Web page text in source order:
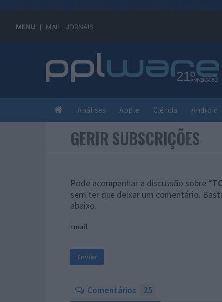
MENU MAIL JORNAIS
Análises Apple Ciência Android
GERIR SUBSCRIÇÕES
Pode acompanhar a discussão sobre “
sem ter que deixar um comentário.
abaixo.
Email
Comentários 25